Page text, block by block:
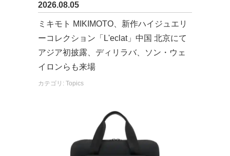
2026.08.05
ミキモト MIKIMOTO、新作ハイジュエリ
ーコレクション「L'eclat」中国 北京にて
アジア初披露、ディリラバ、ソン・ウェ
イロンらも来場
カテゴリ: Topics